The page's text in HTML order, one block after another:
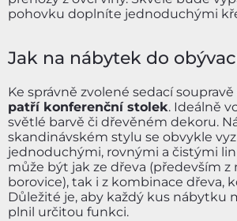
pohovku doplníte jednoduchými
Jak na nábytek do
Ke správně zvolené sedací soupravě
patří konferenční stolek. Ideálně
světlé barvě či dřevěném dekoru.
skandinávském stylu se obvykle
jednoduchými, rovnými a čistými
může být jak ze dřeva (především z
borovice), tak i z kombinace dřeva,
Důležité je, aby každý kus nábytku
plnil určitou funkci.